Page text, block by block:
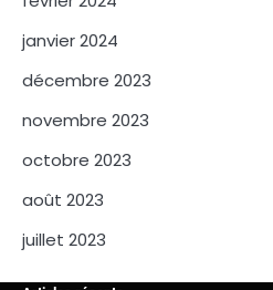
janvier 2024
décembre 2023
novembre 2023
octobre 2023
août 2023
juillet 2023